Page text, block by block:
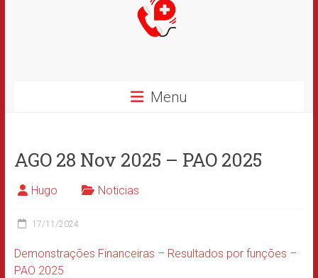
Menu
AGO 28 Nov 2025 – PAO 2025
Hugo Noticias
17/11/2024
Demonstrações Financeiras – Resultados por funções –
PAO 2025